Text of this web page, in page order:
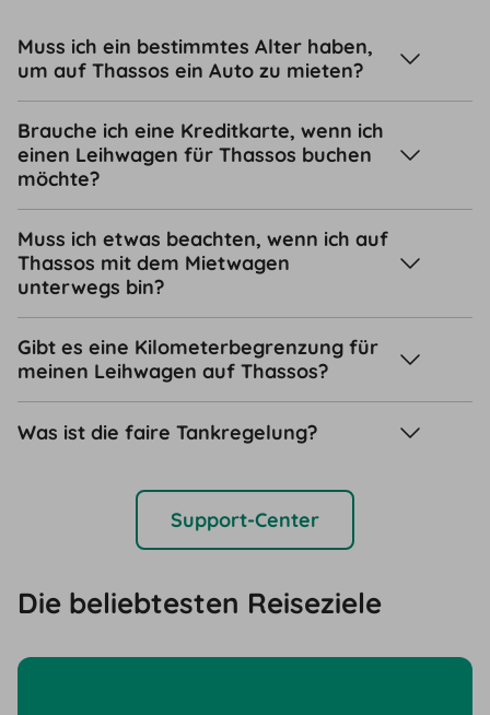
Muss ich ein bestimmtes Alter haben,
um auf Thassos ein Auto zu mieten?
Brauche ich eine Kreditkarte, wenn ich
einen Leihwagen für Thassos buchen
möchte?
Muss ich etwas beachten, wenn ich auf
Thassos mit dem Mietwagen
unterwegs bin?
Gibt es eine Kilometerbegrenzung für
meinen Leihwagen auf Thassos?
Was ist die faire Tankregelung?
Support-Center
Die beliebtesten Reiseziele